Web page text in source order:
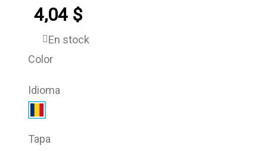
4,04 $
En stock
Color
Idioma
Tapa